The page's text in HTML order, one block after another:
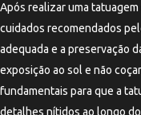
Após realizar uma
cuidados recomendados
adequada e a preservação
exposição ao sol e não
fundamentais para que a
detalhes nítidos ao longo